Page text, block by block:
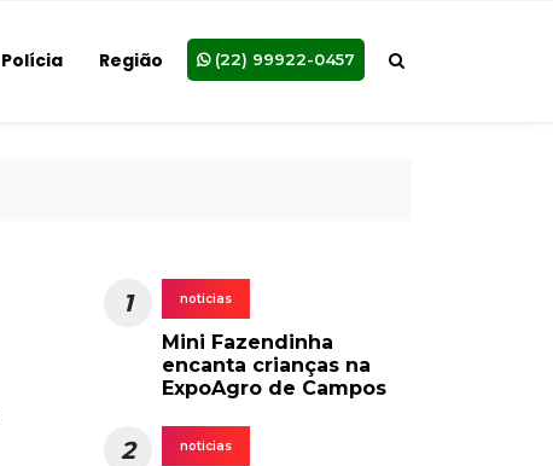
Polícia Região (22) 99922-0457
1 noticias
Mini Fazendinha
encanta crianças na
ExpoAgro de Campos
2 noticias